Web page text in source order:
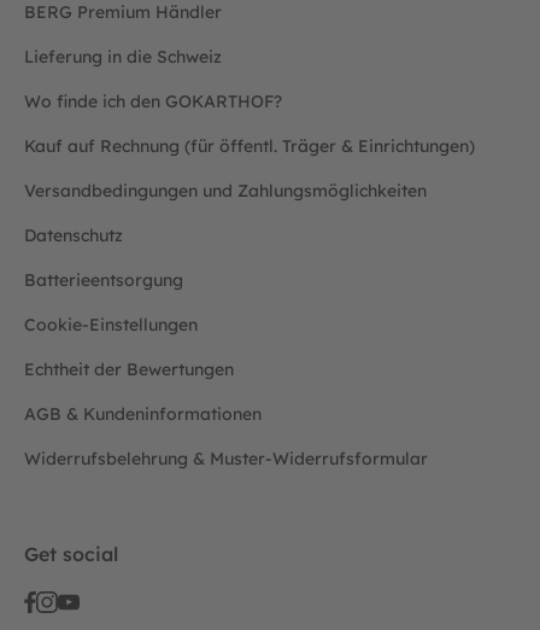
BERG Premium Händler
Lieferung in die Schweiz
Wo finde ich den GOKARTHOF?
Kauf auf Rechnung (für öffentl. Träger & Einrichtungen)
Versandbedingungen und Zahlungsmöglichkeiten
Datenschutz
Batterieentsorgung
Cookie-Einstellungen
Echtheit der Bewertungen
AGB & Kundeninformationen
Widerrufsbelehrung & Muster-Widerrufsformular
Get social